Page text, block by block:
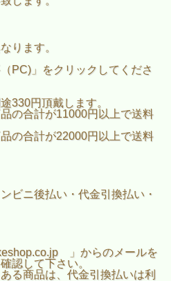
ります。
PC)」をクリックしてくださ
330円頂戴します。
の合計が11000円以上で送料
の合計が22000円以上で送料
ビニ後払い・代金引換払い・
」からのメールを
認して下さい。
る商品は、代金引換払いは利